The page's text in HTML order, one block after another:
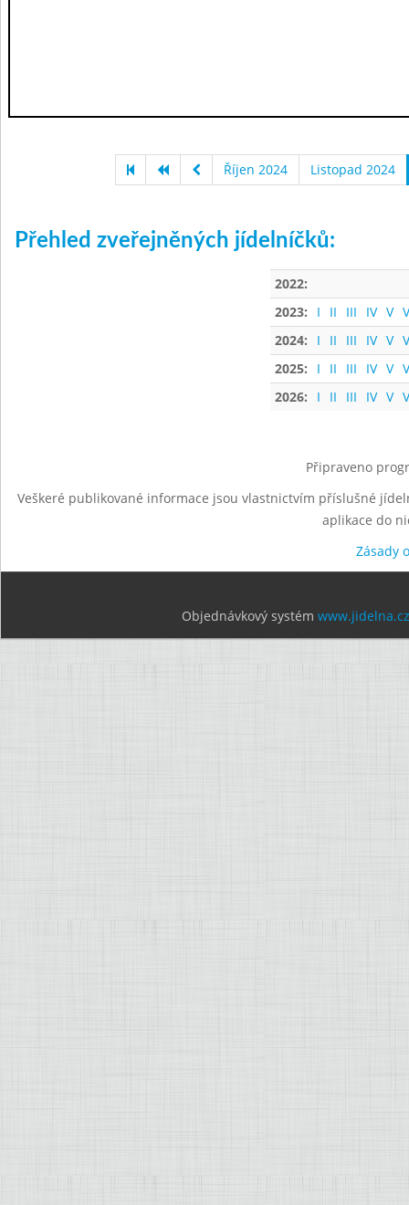
Říjen 2024 Listopad 2024
Přehled zveřejněných jídelníčků:
2022:
2023:
I II III IV V
2024:
I II III IV V
2025:
I II III IV V
2026:
I II III IV V
Připraveno
Veškeré publikované informace jsou vlastnictvím příslušné
aplikace do
Zásady
Objednávkový systém www.jidelna.cz